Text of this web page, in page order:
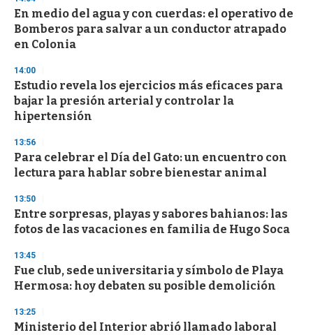
s
o
f
3
s
e
c
o
n
En medio del agua y con cuerdas: el operativo de
Bomberos para salvar a un conductor atrapado
en Colonia
14:00
Estudio revela los ejercicios más eficaces para
bajar la presión arterial y controlar la
hipertensión
13:56
Para celebrar el Día del Gato: un encuentro con
lectura para hablar sobre bienestar animal
13:50
Entre sorpresas, playas y sabores bahianos: las
fotos de las vacaciones en familia de Hugo Soca
13:45
Fue club, sede universitaria y símbolo de Playa
Hermosa: hoy debaten su posible demolición
13:25
Ministerio del Interior abrió llamado laboral